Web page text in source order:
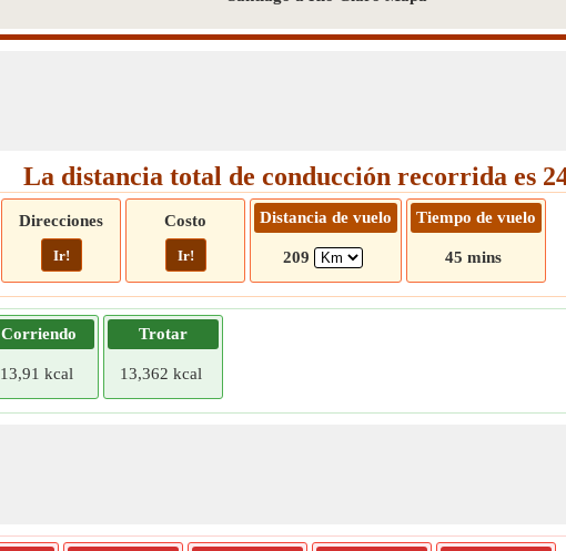
La distancia total de conducción recorrida es
Direcciones
Ir!
Costo
Ir!
Distancia de vuelo
209
Tiempo de vuelo
45 mins
Corriendo
13,91 kcal
Trotar
13,362 kcal